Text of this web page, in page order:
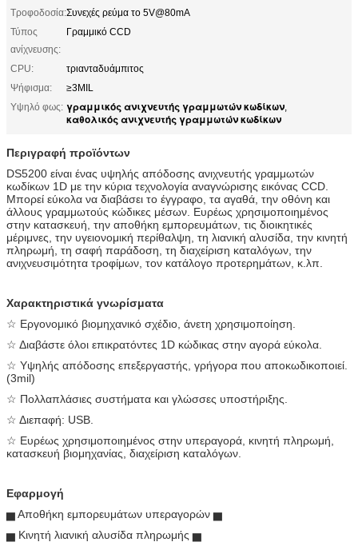
Τροφοδοσία:Συνεχές ρεύμα το 5V@80mA
Τύπος
ανίχνευσης:
Γραμμικό CCD
CPU:
τριανταδυάμπιτος
Ψήφισμα:
≥3MIL
Υψηλό φως: γραμμικός ανιχνευτής γραμμωτών κωδίκων,
καθολικός ανιχνευτής γραμμωτών κωδίκων
Περιγραφή προϊόντων
DS5200 είναι ένας υψηλής απόδοσης ανιχνευτής γραμμωτών
κωδίκων 1D με την κύρια τεχνολογία αναγνώρισης εικόνας CCD.
Μπορεί εύκολα να διαβάσει το έγγραφο, τα αγαθά, την οθόνη και
άλλους γραμμωτούς κώδικες μέσων. Ευρέως χρησιμοποιημένος
στην κατασκευή, την αποθήκη εμπορευμάτων, τις διοικητικές
μέριμνες, την υγειονομική περίθαλψη, τη λιανική αλυσίδα, την κινητή
πληρωμή, τη σαφή παράδοση, τη διαχείριση καταλόγων, την
ανιχνευσιμότητα τροφίμων, τον κατάλογο προτερημάτων, κ.λπ.
Χαρακτηριστικά γνωρίσματα
☆ Εργονομικό βιομηχανικό σχέδιο, άνετη χρησιμοποίηση.
☆ Διαβάστε όλοι επικρατόντες 1D κώδικας στην αγορά εύκολα.
☆ Υψηλής απόδοσης επεξεργαστής, γρήγορα που αποκωδικοποιεί.
(3mil)
☆ Πολλαπλάσιες συστήματα και γλώσσες υποστήριξης.
☆ Διεπαφή: USB.
☆ Ευρέως χρησιμοποιημένος στην υπεραγορά, κινητή πληρωμή,
κατασκευή βιομηχανίας, διαχείριση καταλόγων.
Εφαρμογή
▅ Αποθήκη εμπορευμάτων υπεραγορών ▅
▅ Κινητή λιανική αλυσίδα πληρωμής ▅